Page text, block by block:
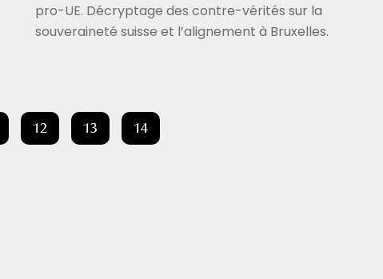
pro-UE. Décryptage des contre-vérités sur la
souveraineté suisse et l’alignement à Bruxelles.
12 13 14